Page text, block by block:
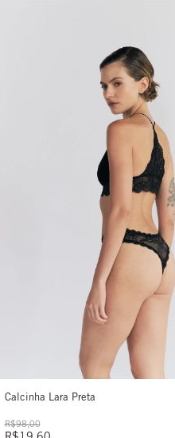
Calcinha Lara Preta
R$98,00